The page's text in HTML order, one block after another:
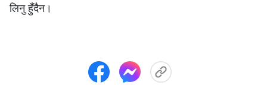
लिनु हुँदैन।